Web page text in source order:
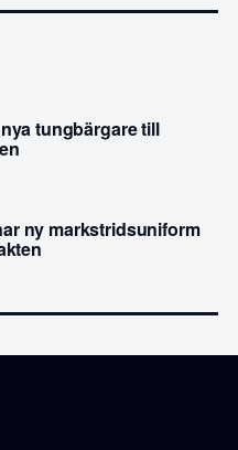
tungbärgare till
ny markstridsuniform